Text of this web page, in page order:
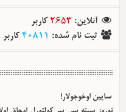
آنلاین:
2653 کاربر
ثبت نام شده:
40811 کاربر
سایین اوخوجولار!